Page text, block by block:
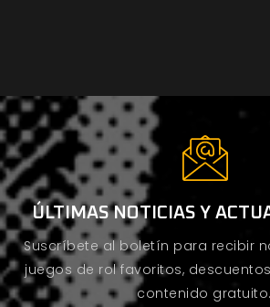
ÚLTIMAS NOTICIAS Y
Suscríbete al boletín para recibir
juegos de rol favoritos,
contenido gratuito.